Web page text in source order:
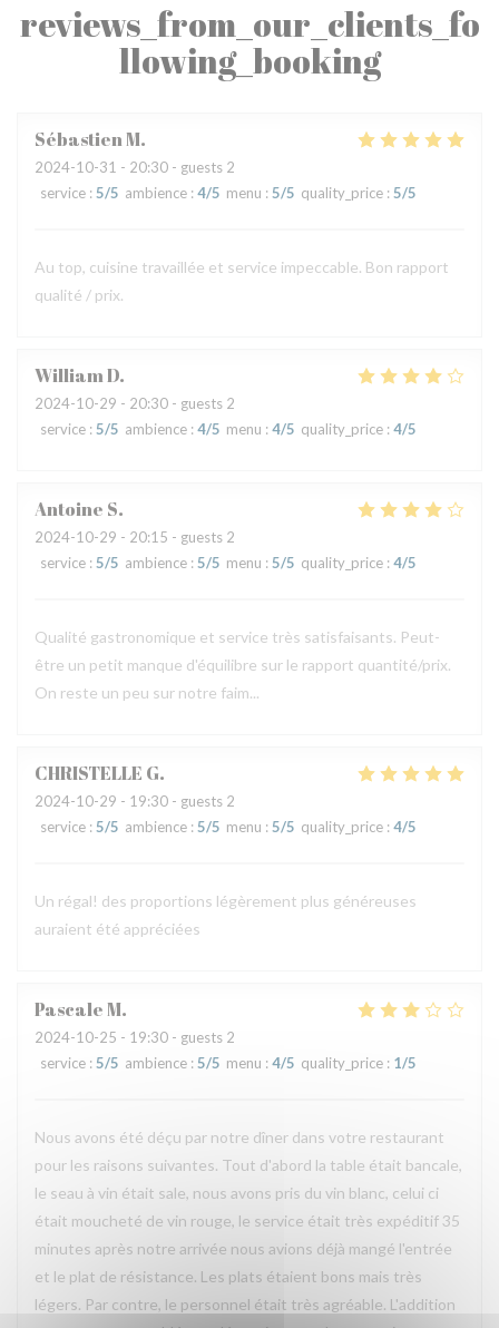
reviews_from_our_clients_fo
llowing_booking
SébastienM
2024-10-31 - 20:30 - guests 2
service : 5/5 ambience : 4/5 menu : 5/5 quality_price : 5/5
Au top, cuisine travaillée et service impeccable. Bon rapport
qualité / prix.
WilliamD
2024-10-29 - 20:30 - guests 2
service : 5/5 ambience : 4/5 menu : 4/5 quality_price : 4/5
Antoine S
2024-10-29 - 20:15 - guests 2
service : 5/5 ambience : 5/5 menu : 5/5 quality_price : 4/5
Qualité gastronomique et service très satisfaisants. Peut-
être un petit manque d'équilibre sur le rapport quantité/prix.
On reste un peu sur notre faim...
CHRISTELLE G
2024-10-29 - 19:30 - guests 2
service : 5/5 ambience : 5/5 menu : 5/5 quality_price : 4/5
Un régal! des proportions légèrement plus généreuses
auraient été appréciées
PascaleM
2024-10-25 - 19:30 - guests 2
service : 5/5 ambience : 5/5 menu : 4/5 quality_price : 1/5
Nous avons été déçu par notre dîner dans votre restaurant
pour les raisons suivantes. Tout d'abord la table était bancale,
le seau à vin était sale, nous avons pris du vin blanc, celui ci
était moucheté de vin rouge, le service était très expéditif 35
minutes après notre arrivée nous avions déjà mangé l'entrée
et le plat de résistance. Les plats étaient bons mais très
légers. Par contre, le personnel était très agréable. L'addition